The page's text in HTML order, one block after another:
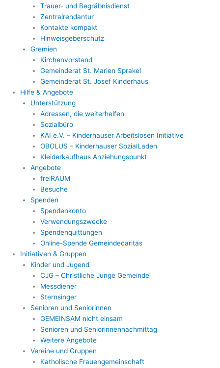
Trauer- und Begräbnisdienst
Zentralrendantur
Kontakte kompakt
Hinweisgeberschutz
Gremien
Kirchenvorstand
Gemeinderat St. Marien Sprakel
Gemeinderat St. Josef Kinderhaus
Hilfe & Angebote
Unterstützung
Adressen, die weiterhelfen
Sozialbüro
KAI e.V. – Kinderhauser Arbeitslosen Initiative
OBOLUS – Kinderhauser SozialLaden
Kleiderkaufhaus Anziehungspunkt
Angebote
freiRAUM
Besuche
Spenden
Spendenkonto
Verwendungszwecke
Spendenquittungen
Online-Spende Gemeindecaritas
Initiativen & Gruppen
Kinder und Jugend
CJG – Christliche Junge Gemeinde
Messdiener
Sternsinger
Senioren und Seniorinnen
GEMEINSAM nicht einsam
Senioren und Seniorinnennachmittag
Weitere Angebote
Vereine und Gruppen
Katholische Frauengemeinschaft